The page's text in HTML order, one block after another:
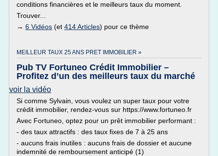
conditions financières et le meilleurs taux du moment.
Trouver...
→ 6 Vidéos (et 414 Articles) pour ce thème
MEILLEUR TAUX 25 ANS PRET IMMOBILIER »
Pub TV Fortuneo Crédit Immobilier –
Profitez d’un des meilleurs taux du marché
voir la vidéo
Si comme Sylvain, vous voulez un super taux pour votre
crédit immobilier, rendez-vous sur https://www.fortuneo.fr
Avec Fortuneo, optez pour un prêt immobilier performant :
- des taux attractifs : des taux fixes de 7 à 25 ans
- aucuns frais inutiles : aucuns frais de dossier et aucune
indemnité de remboursement anticipé (1)